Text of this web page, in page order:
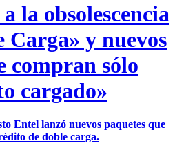
la obsolescencia
Carga» y nuevos
compran sólo
cargado»
Entel lanzó nuevos paquetes que
de doble carga.